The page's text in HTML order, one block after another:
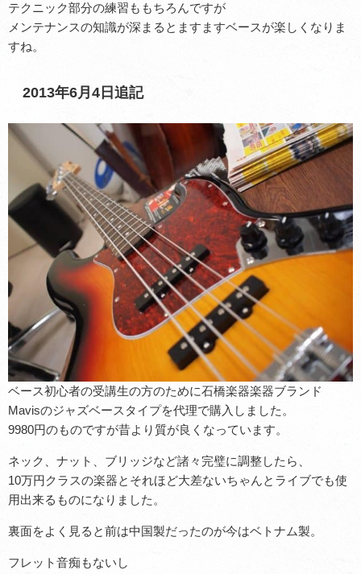
テクニック部分の練習ももちろんですが
メンテナンスの知識が深まるとますますベースが楽しくなりま
すね。
2013年6月4日追記
ベース初心者の受講生の方のために石橋楽器楽器ブランド
Mavisのジャズベースタイプを代理で購入しました。
9980円のものですが昔より質が良くなっています。
ネック、ナット、ブリッジなど諸々完璧に調整したら、
10万円クラスの楽器とそれほど大差ないちゃんとライブでも使
用出来るものになりました。
裏面をよく見ると前は中国製だったのが今はベトナム製。
フレット音痴もないし